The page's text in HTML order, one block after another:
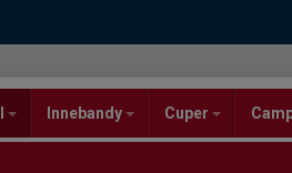
Innebandy Cuper